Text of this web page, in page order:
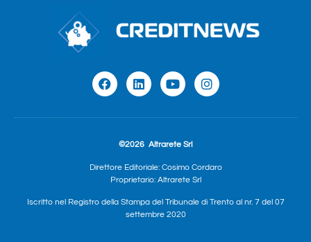
©2026 Altrarete Srl
Direttore Editoriale: Cosimo Cordaro
Proprietario: Altrarete Srl
Iscritto nel Registro della Stampa del Tribunale di Trento al nr. 7 del 07
settembre 2020